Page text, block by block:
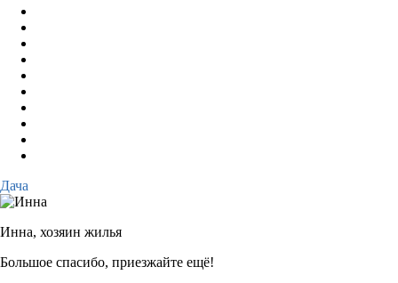
Дача
Инна, хозяин жилья
Большое спасибо, приезжайте ещё!